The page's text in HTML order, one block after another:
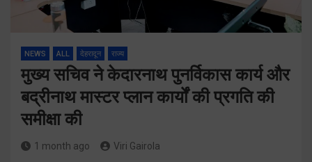
NEWS ALL देहरादून राज्य
मुख्य सचिव ने केदारनाथ पुनर्विकास कार्य और
बद्रीनाथ मास्टर प्लान कार्यों की प्रगति की
समीक्षा की
1 month ago Viri Gairola